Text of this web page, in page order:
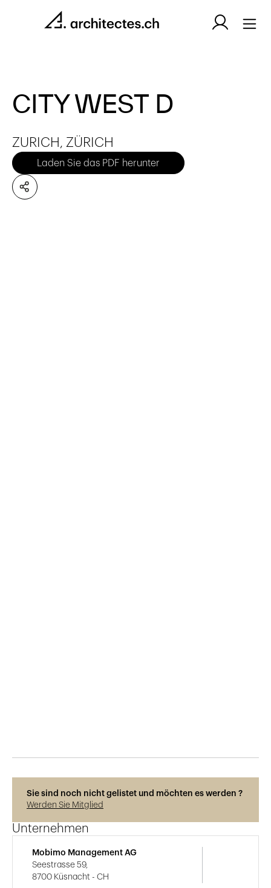
CITY WEST D
ZURICH, ZÜRICH
Laden Sie das PDF herunter
Sie sind noch nicht gelistet und möchten es werden ?
Werden Sie Mitglied
Unternehmen
Mobimo Management AG
Seestrasse 59,
8700 Küsnacht - CH